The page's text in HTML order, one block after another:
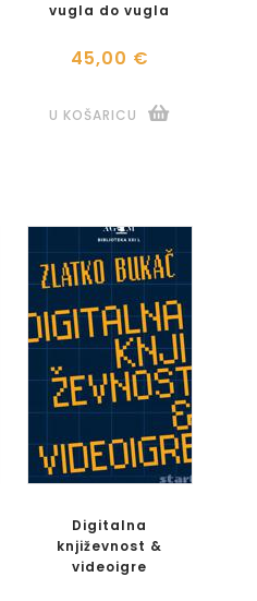
vugla do vugla
45,00 €
U KOŠARICU
Digitalna
književnost &
videoigre